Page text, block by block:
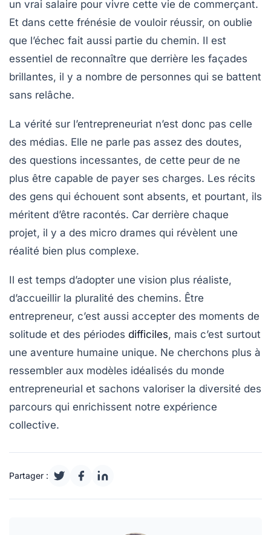
un vrai salaire pour vivre cette vie de commerçant.
Et dans cette frénésie de vouloir réussir, on oublie
que l’échec fait aussi partie du chemin. Il est
essentiel de reconnaître que derrière les façades
brillantes, il y a nombre de personnes qui se battent
sans relâche.
La vérité sur l’entrepreneuriat n’est donc pas celle
des médias. Elle ne parle pas assez des doutes,
des questions incessantes, de cette peur de ne
plus être capable de payer ses charges. Les récits
des gens qui échouent sont absents, et pourtant, ils
méritent d’être racontés. Car derrière chaque
projet, il y a des micro drames qui révèlent une
réalité bien plus complexe.
Il est temps d’adopter une vision plus réaliste,
d’accueillir la pluralité des chemins. Être
entrepreneur, c’est aussi accepter des moments de
solitude et des périodes difficiles, mais c’est surtout
une aventure humaine unique. Ne cherchons plus à
ressembler aux modèles idéalisés du monde
entrepreneurial et sachons valoriser la diversité des
parcours qui enrichissent notre expérience
collective.
Partager :